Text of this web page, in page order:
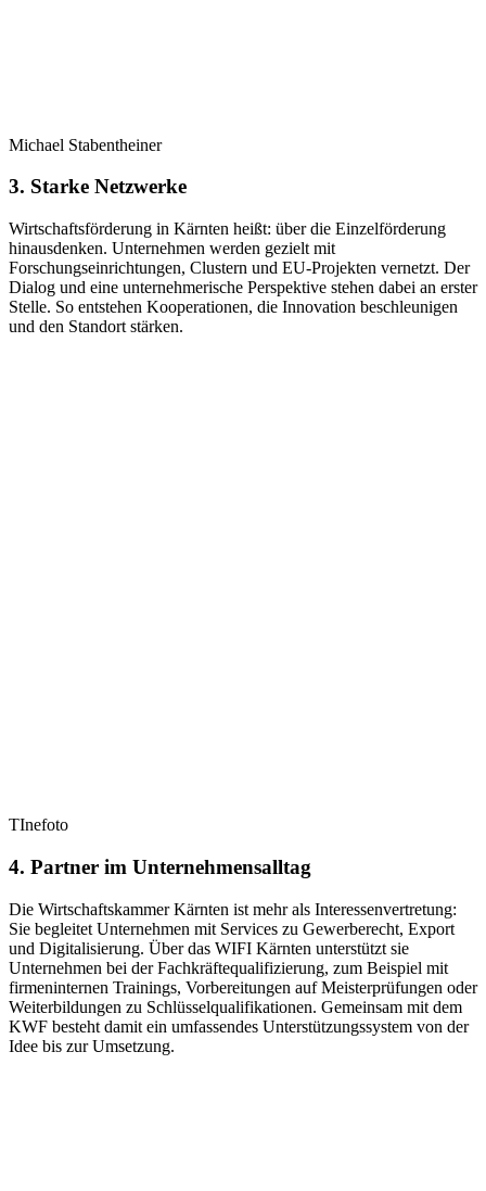
Michael Stabentheiner
3. Starke Netzwerke
Wirtschaftsförderung in Kärnten heißt: über die Einzelförderung
hinausdenken. Unternehmen werden gezielt mit
Forschungseinrichtungen, Clustern und EU-Projekten vernetzt. Der
Dialog und eine unternehmerische Perspektive stehen dabei an erster
Stelle. So entstehen Kooperationen, die Innovation beschleunigen
und den Standort stärken.
TInefoto
4. Partner im Unternehmensalltag
Die Wirtschaftskammer Kärnten ist mehr als Interessenvertretung:
Sie begleitet Unternehmen mit Services zu Gewerberecht, Export
und Digitalisierung. Über das WIFI Kärnten unterstützt sie
Unternehmen bei der Fachkräftequalifizierung, zum Beispiel mit
firmeninternen Trainings, Vorbereitungen auf Meisterprüfungen oder
Weiterbildungen zu Schlüsselqualifikationen. Gemeinsam mit dem
KWF besteht damit ein umfassendes Unterstützungssystem von der
Idee bis zur Umsetzung.